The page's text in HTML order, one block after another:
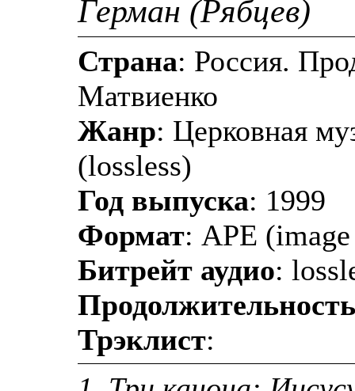
Герман (Рябцев)
Страна: Россия.
Матвиенко
Жанр: Церковная
(lossless)
Год выпуска: 1999
Формат: APE
Битрейт аудио:
Продолжительность
Трэклист: